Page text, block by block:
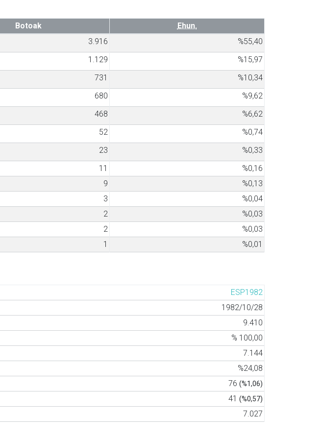
Botoak
Ehun.
3.916
%55,40
1.129
%15,97
731
%10,34
680
%9,62
468
%6,62
52
%0,74
23
%0,33
11
%0,16
9
%0,13
3
%0,04
2
%0,03
2
%0,03
1 %0,01
ESP1982
1982/10/28
9.410
% 100,00
7.144
%24,08
76 (%1,06)
41 (%0,57)
7.027